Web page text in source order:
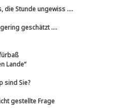
die Stunde ungewiss ....
geschätzt ....
Lande“
sind Sie?
gestellte Frage